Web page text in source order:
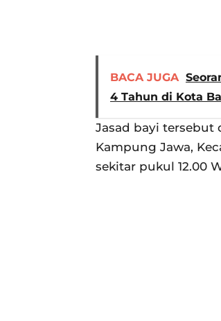
BACA JUGA
4 Tahun di Kota
Jasad bayi tersebut
Kampung Jawa,
sekitar pukul 12.00